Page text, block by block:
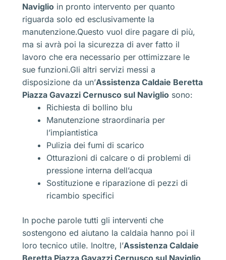
Naviglio in pronto intervento per quanto
riguarda solo ed esclusivamente la
manutenzione.Questo vuol dire pagare di più,
ma si avrà poi la sicurezza di aver fatto il
lavoro che era necessario per ottimizzare le
sue funzioni.Gli altri servizi messi a
disposizione da un’Assistenza Caldaie Beretta
Piazza Gavazzi Cernusco sul Naviglio sono:
Richiesta di bollino blu
Manutenzione straordinaria per
l’impiantistica
Pulizia dei fumi di scarico
Otturazioni di calcare o di problemi di
pressione interna dell’acqua
Sostituzione e riparazione di pezzi di
ricambio specifici
In poche parole tutti gli interventi che
sostengono ed aiutano la caldaia hanno poi il
loro tecnico utile. Inoltre, l’Assistenza Caldaie